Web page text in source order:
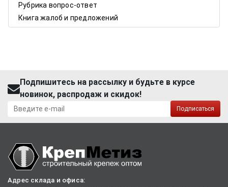
Рубрика вопрос-ответ
Книга жалоб и предложений
Подпишитесь на рассылку и будьте в курсе
новинок, распродаж и скидок!
Подписаться
Адрес склада и офиса: